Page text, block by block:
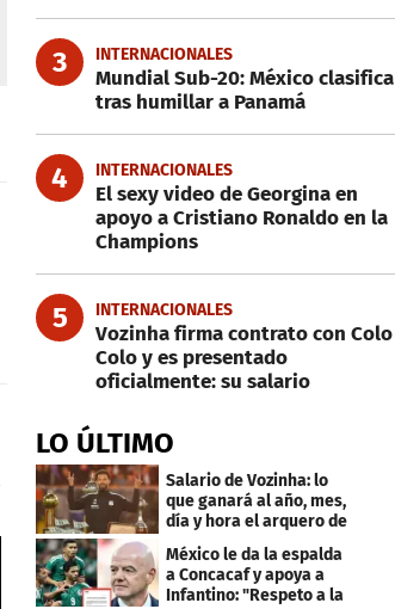
3 INTERNACIONALES
Mundial Sub-20: México clasifica
tras humillar a Panamá
4 INTERNACIONALES
El sexy video de Georgina en
apoyo a Cristiano Ronaldo en la
Champions
5 INTERNACIONALES
Vozinha firma contrato con Colo
Colo y es presentado
oficialmente: su salario
LO ÚLTIMO
Salario de Vozinha: lo
que ganará al año, mes,
día y hora el arquero de
Cabo Verde
México le da la espalda
a Concacaf y apoya a
Infantino: "Respeto a la